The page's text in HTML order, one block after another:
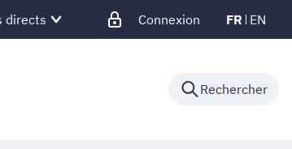
directs Connexion FR EN
Rechercher